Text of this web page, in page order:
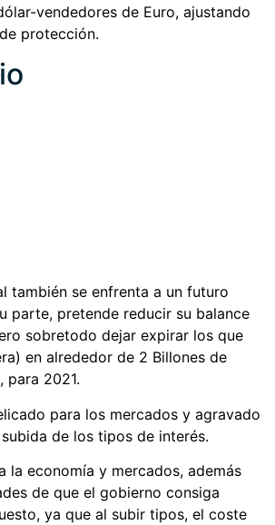
vendedores de Euro, ajustando
protección.
también se enfrenta a un futuro
parte, pretende reducir su balance
sobretodo dejar expirar los que
en alrededor de 2 Billones de
para 2021.
para los mercados y agravado
de los tipos de interés.
la economía y mercados, además
de que el gobierno consiga
ya que al subir tipos, el coste